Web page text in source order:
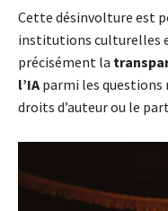
Cette désinvolture est
institutions culturelles
précisément la
l’IAparmi les questions
droits d’auteur ou le